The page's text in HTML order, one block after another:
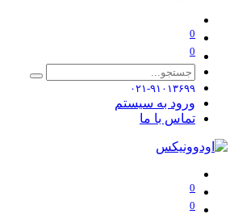
0
0
۰۲۱-۹۱۰۱۳۶۹۹
ورود به سیستم
تماس با ما
0
0